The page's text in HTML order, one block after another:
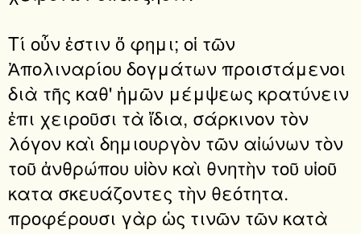
Τί οὖν ἐστιν ὅ φημι; οἱ τῶν
Ἀπολιναρίου δογμάτων προιστάμενοι
διὰ τῆς καθ' ἡμῶν μέμψεως κρατύνειν
ἐπι χειροῦσι τὰ ἴδια, σάρκινον τὸν
λόγον καὶ δημιουργὸν τῶν αἰώνων τὸν
τοῦ ἀνθρώπου υἱὸν καὶ θνητὴν τοῦ υἱοῦ
κατα σκευάζοντες τὴν θεότητα.
προφέρουσι γὰρ ὡς τινῶν τῶν κατὰ